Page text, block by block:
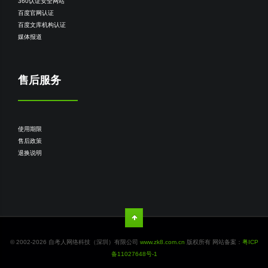
百度官网认证
百度文库机构认证
媒体报道
售后服务
使用期限
售后政策
退换说明
© 2002-2026 自考人网络科技（深圳）有限公司 www.zk8.com.cn 版权所有 网站备案： 粤ICP
备11027648号-1